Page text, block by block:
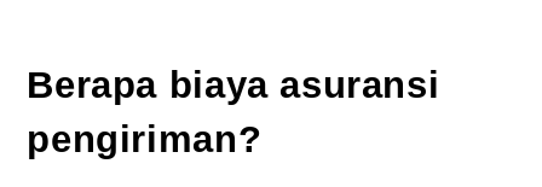
Berapa biaya asuransi
pengiriman?